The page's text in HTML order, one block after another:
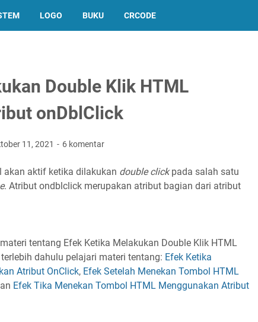
LOGO BUKU CRCODE
Double Klik HTML
onDblClick
11, 2021 6 komentar
aktif ketika dilakukan double clickpada salah satu
. Atribut ondblclick merupakan atribut bagian dari atribut
tentang Efek Ketika Melakukan Double Klik HTML
dahulu pelajari materi tentang: Efek Ketika
Atribut OnClick, Efek Setelah Menekan Tombol HTML
Efek Tika Menekan Tombol HTML Menggunakan Atribut